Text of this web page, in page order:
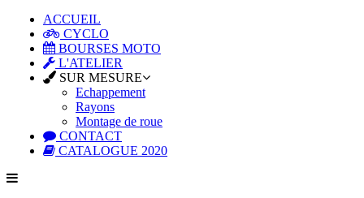
ACCUEIL
CYCLO
BOURSES MOTO
L'ATELIER
SUR MESURE
Echappement
Rayons
Montage de roue
CONTACT
CATALOGUE 2020